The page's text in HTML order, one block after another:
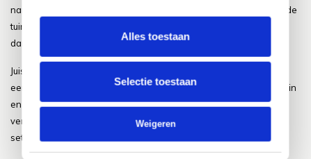
Alles toestaan
Selectie toestaan
Weigeren
namelijk heel handig en vooral ook leuk en speels om verschillende
tuinmeubelen binnen een set met elkaar te combineren zo krijg je
dan ook een heel leuk geheel wat werkelijk overal bij past.
Juist doordat je dan verschillende meubelen en materialen binnen
een set hebt weet je ook meteen dat de set overal bij past in de tuin
en ook dat is natuurlijk een feestje. Het combineren van
verschillende soorten meubelen met elkaar en ze met elkaar een
set laten vormen s dan ook zeker een goed idee.